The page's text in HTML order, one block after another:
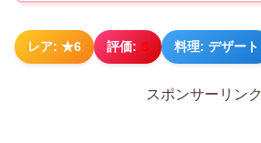
レア: ★6 評価: S 料理: デザート
スポンサーリンク